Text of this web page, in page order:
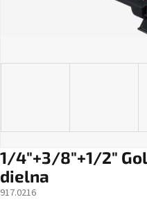
1/4"+3/8"+1/2"
dielna
917.0216